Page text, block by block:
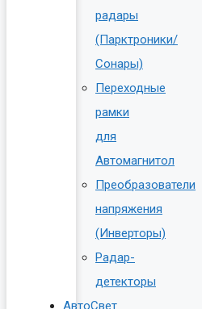
радары
(Парктроники/
Сонары)
Переходные
рамки
для
Автомагнитол
Преобразователи
напряжения
(Инверторы)
Радар-
детекторы